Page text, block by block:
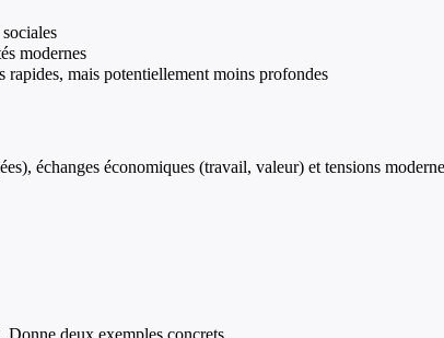
modernes
mais potentiellement moins profondes
échanges économiques (travail, valeur) et tensions
deux exemples concrets.